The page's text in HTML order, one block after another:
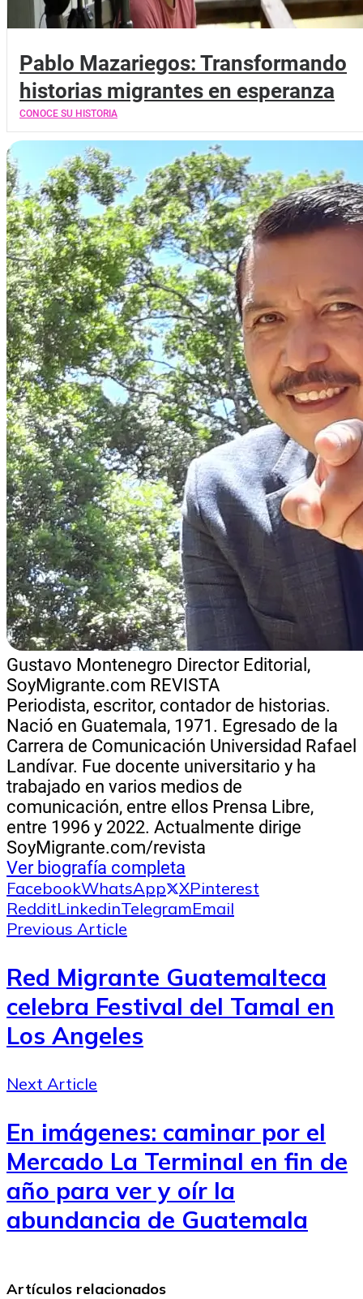
Pablo Mazariegos: Transformando
historias migrantes en esperanza
CONOCE SU HISTORIA
Gustavo Montenegro Director Editorial,
SoyMigrante.com REVISTA
Periodista, escritor, contador de historias.
Nació en Guatemala, 1971. Egresado de la
Carrera de Comunicación Universidad Rafael
Landívar. Fue docente universitario y ha
trabajado en varios medios de
comunicación, entre ellos Prensa Libre,
entre 1996 y 2022. Actualmente dirige
SoyMigrante.com/revista
Ver biografía completa
FacebookWhatsApp XPinterest
RedditLinkedinTelegramEmail
Previous Article
Red Migrante Guatemalteca
celebra Festival del Tamal en
Los Angeles
Next Article
En imágenes: caminar por el
Mercado La Terminal en fin de
año para ver y oír la
abundancia de Guatemala
Artículos relacionados